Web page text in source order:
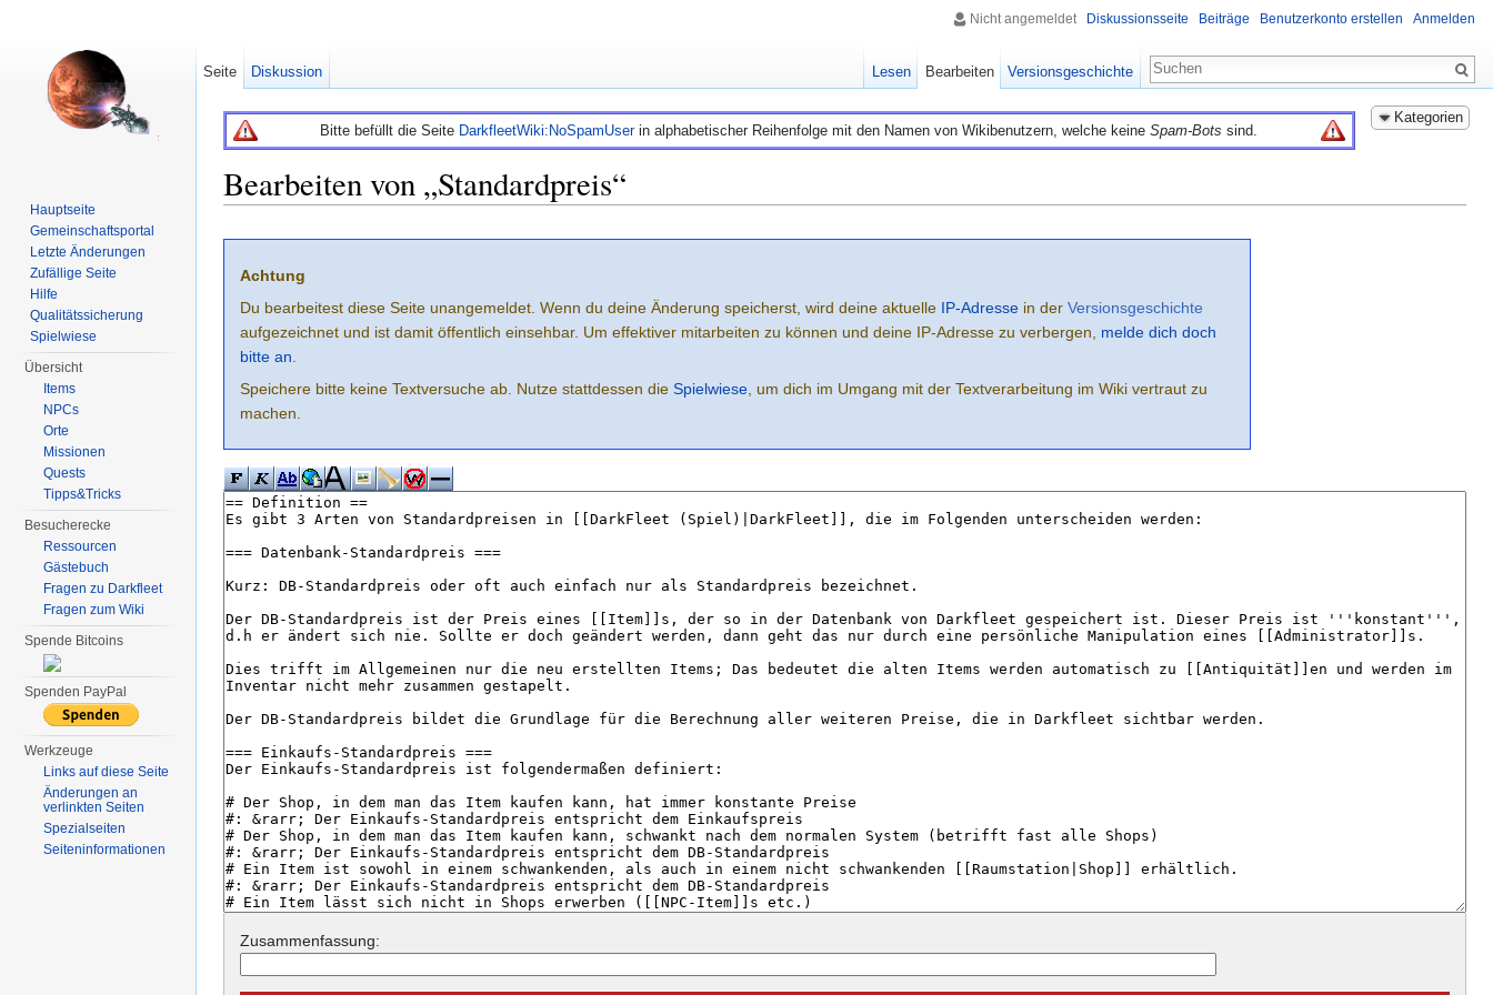
Kategorien
Bitte befüllt die Seite DarkfleetWiki:NoSpamUserin alphabetischer Reihenfolge mit den Namen von Wikibenutzern, welche keine Spam-Bots sind.
Bearbeiten von „Standardpreis“
Achtung
Du bearbeitest diese Seite unangemeldet. Wenn du deine Änderung speicherst, wird deine aktuelle IP-Adresse in der Versionsgeschichte
aufgezeichnet und ist damit öffentlich einsehbar. Um effektiver mitarbeiten zu können und deine IP-Adresse zu verbergen, melde dich doch
bitte an
Speichere bitte keine Textversuche ab. Nutze stattdessen die Spielwiese , um dich im Umgang mit der Textverarbeitung im Wiki vertraut zu
machen.
Zusammenfassung:
Nicht angemeldet Diskussionsseite Beiträge Benutzerkonto erstellen Anmelden
Seite Diskussion Lesen Bearbeiten Versionsgeschichte
Hauptseite
Gemeinschaftsportal
Letzte Änderungen
Zufällige Seite
Hilfe
Qualitätssicherung
Spielwiese
Übersicht
Items
NPCs
Orte
Missionen
Quests
Tipps&Tricks
Besucherecke
Ressourcen
Gästebuch
Fragen zu Darkfleet
Fragen zum Wiki
Spende Bitcoins
Spenden PayPal
Werkzeuge
Links auf diese Seite
Änderungen an
verlinkten Seiten
Spezialseiten
Seiten­informationen